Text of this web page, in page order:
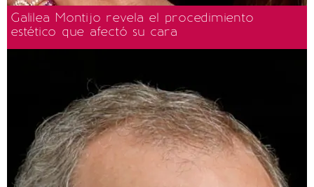
Galilea Montijo revela el procedimiento
estético que afectó su cara